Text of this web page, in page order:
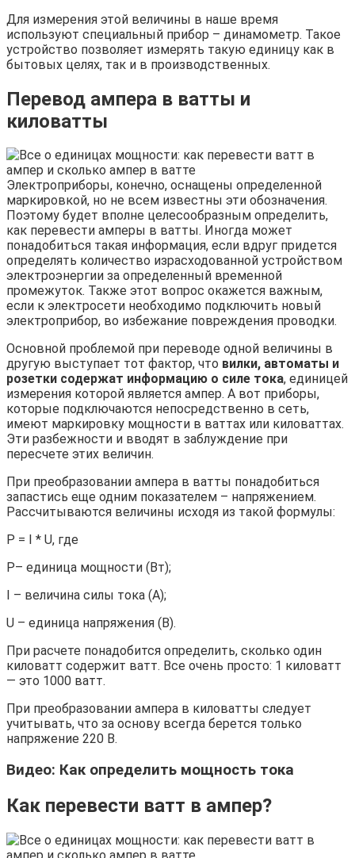
Для измерения этой величины в наше время
используют специальный прибор – динамометр. Такое
устройство позволяет измерять такую единицу как в
бытовых целях, так и в производственных.
Перевод ампера в ватты и
киловатты
Электроприборы, конечно, оснащены определенной
маркировкой, но не всем известны эти обозначения.
Поэтому будет вполне целесообразным определить,
как перевести амперы в ватты. Иногда может
понадобиться такая информация, если вдруг придется
определять количество израсходованной устройством
электроэнергии за определенный временной
промежуток. Также этот вопрос окажется важным,
если к электросети необходимо подключить новый
электроприбор, во избежание повреждения проводки.
Основной проблемой при переводе одной величины в
другую выступает тот фактор, что вилки, автоматы и
розетки содержат информацию о силе тока, единицей
измерения которой является ампер. А вот приборы,
которые подключаются непосредственно в сеть,
имеют маркировку мощности в ваттах или киловаттах.
Эти разбежности и вводят в заблуждение при
пересчете этих величин.
При преобразовании ампера в ватты понадобиться
запастись еще одним показателем – напряжением.
Рассчитываются величины исходя из такой формулы:
Р = І * U, где
Р– единица мощности (Вт);
I – величина силы тока (А);
U – единица напряжения (В).
При расчете понадобится определить, сколько один
киловатт содержит ватт. Все очень просто: 1 киловатт
— это 1000 ватт.
При преобразовании ампера в киловатты следует
учитывать, что за основу всегда берется только
напряжение 220 В.
Видео: Как определить мощность тока
Как перевести ватт в ампер?